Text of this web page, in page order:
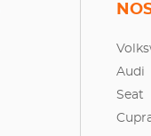
Audi
Seat